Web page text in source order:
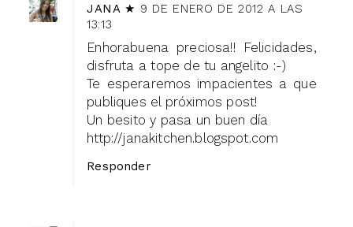
JANA ★ 9 DE ENERO DE 2012 A LAS
13:13
Enhorabuena preciosa!! Felicidades,
disfruta a tope de tu angelito :-)
Te esperaremos impacientes a que
publiques el próximos post!
Un besito y pasa un buen día
http://janakitchen.blogspot.com
Responder